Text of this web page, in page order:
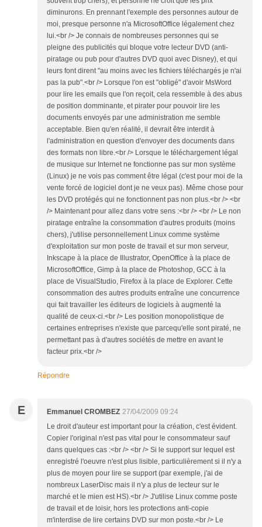
diminurons. En prennant l'exemple des personnes autour de
moi, presque personne n'a MicrosoftOffice légalement chez
lui.<br /> Je connais de nombreuses personnes qui se
pleigne des publicités qui bloque votre lecteur DVD (anti-
piratage ou pub pour d'autres DVD quoi avec Disney), et qui
leurs font dirent "au moins avec les fichiers téléchargés je n'ai
pas la pub".<br /> Lorsque l'on est "obligé" d'avoir MsWord
pour lire les emails que l'on reçoit, cela ressemble à des abus
de position domminante, et pirater pour pouvoir lire les
documents envoyés par une administration me semble
acceptable. Bien qu'en réalité, il devrait être interdit à
l'administration en question d'envoyer des documents dans
des formats non libre.<br /> Lorsque le téléchargement légal
de musique sur Internet ne fonctionne pas sur mon système
(Linux) je ne vois pas comment être légal (c'est pour moi de la
vente forcé de logiciel dont je ne veux pas). Même chose pour
les DVD protégés qui ne fonctionnent pas non plus.<br /> <br
/> Maintenant pour allez dans votre sens :<br /> <br /> Le non
piratage entraîne la consommation d'autres produits (moins
chers), j'utilise personnellement Linux comme système
d'exploitation sur mon poste de travail et sur mon serveur,
Inkscape à la place de Illustrator, OpenOffice à la place de
MicrosoftOffice, Gimp à la place de Photoshop, GCC à la
place de VisualStudio, Firefox à la place de Explorer. Cette
consommation des autres produits entraîne une concurrence
qui fait travailler les éditeurs de logiciels à augmenté la
qualité de ceux-ci.<br /> Les position monopolistique de
certaines entreprises n'existe que parcequ'elle sont piraté, ne
permettant pas à d'autres sociétés de mettre en avant le
facteur prix.<br />
Répondre
E Emmanuel CROMBEZ 27/04/2009 09:24
Le droit d'auteur est important pour la création, c'est évident.
Copier l'original n'est pas vital pour le consommateur sauf
dans quelques cas :<br /> <br /> Si le support sur lequel est
enregistré l'oeuvre n'est plus lisible, particulièrement si il n'y a
plus de moyen pour lire se support (par exemple, j'ai de
nombreux LaserDisc mais il n'y a plus de lecteur sur le
marché et le mien est HS).<br /> J'utilise Linux comme poste
de travail et de loisir, hors les protections anti-copie
m'interdise de lire certains DVD sur mon poste.<br /> Le